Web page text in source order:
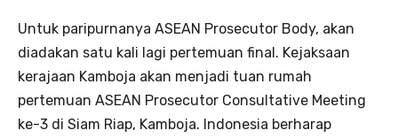
Untuk paripurnanya ASEAN Prosecutor Body, akan
diadakan satu kali lagi pertemuan final. Kejaksaan
kerajaan Kamboja akan menjadi tuan rumah
pertemuan ASEAN Prosecutor Consultative Meeting
ke-3 di Siam Riap, Kamboja. Indonesia berharap